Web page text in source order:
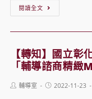
營」
營
隊
藝
營」
營
閱讀全文
國
立
成
大
【轉知】國立彰
「輔導諮商精
Post輔導室
Post2022-11-23